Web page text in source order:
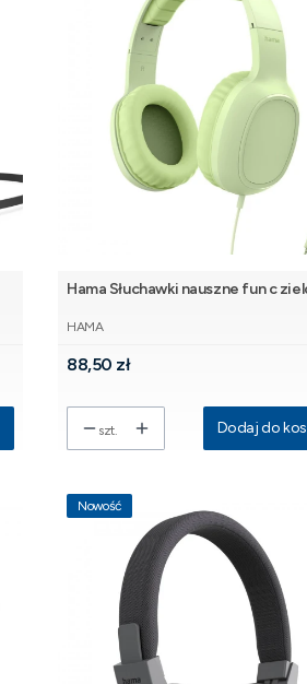
Hama Słuchawki nauszne fun c
PRODUCENT
HAMA
Cena
88,50 zł
szt. Dodaj do
Nowość